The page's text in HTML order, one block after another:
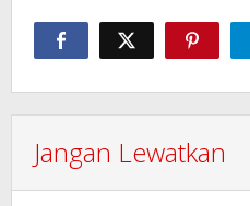
Jangan Lewatkan